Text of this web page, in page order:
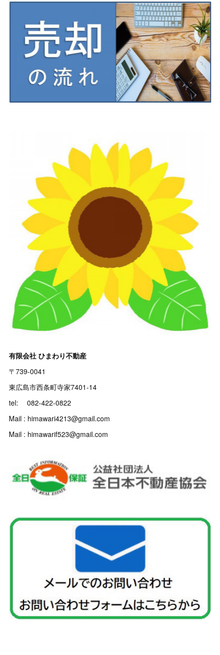
有限会社 ひまわり不動産
〒739-0041
東広島市西条町寺家7401-14
tel: 082-422-0822
Mail : himawari4213@gmail.com
Mail : himawarif523@gmail.com